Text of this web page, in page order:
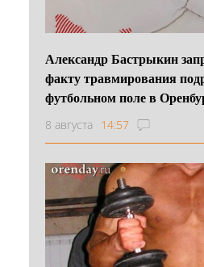
Александр Бастрыкин
факту травмирования
футбольном поле в
8 августа 14:57